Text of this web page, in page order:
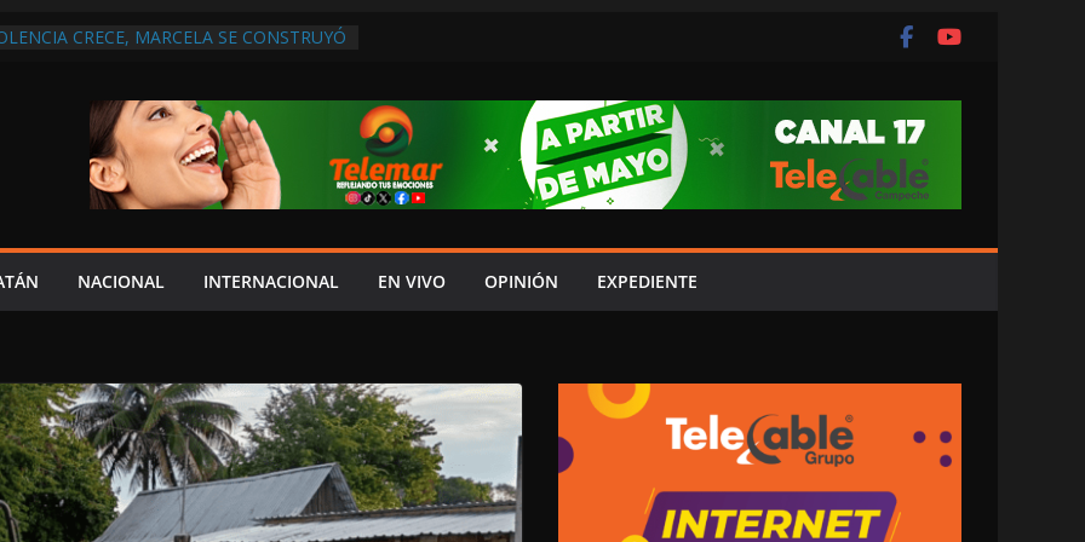
CRECE, MARCELA SE CONSTRUYÓ
EMPLEOS
NO PAGA A PROVEEDORES, PEMEX LA
QUE HAY UN PROYECTO PARA
CULTURAL MULTIFUNCIONAL EN EL
AUTORIZACIÓN MÉDICA PARA FIJAR
RESPONSABLE DEL ACCIDENTE
NACIONAL INTERNACIONAL EN VIVO OPINIÓN EXPEDIENTE